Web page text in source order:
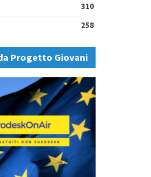
310
258
Progetto Giovani